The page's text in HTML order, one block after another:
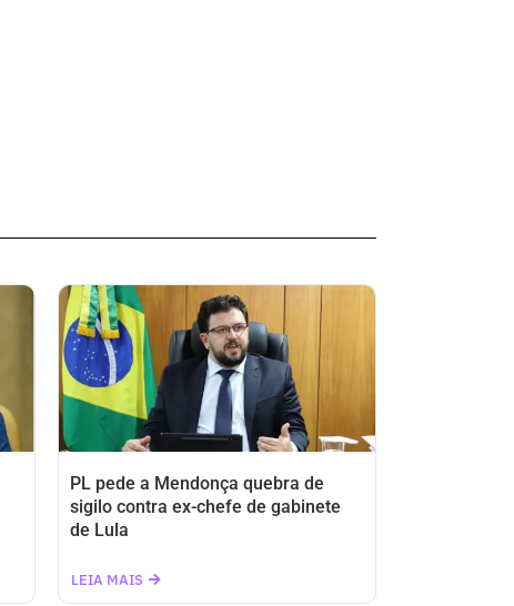
PL pede a Mendonça quebra de
sigilo contra ex-chefe de gabinete
de Lula
LEIA MAIS